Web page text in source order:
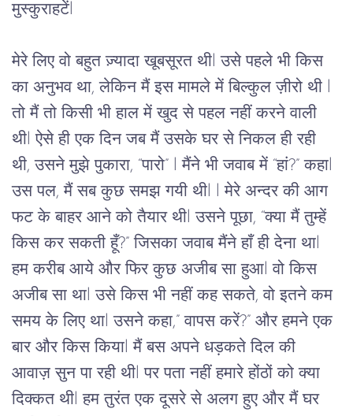
मुस्कुराहटें
मेरे लिए वो बहुत ज़्यादा खूबसूरत थी l उसे पहले भी किस
का अनुभव था, लेकिन मैं इस मामले में बिल्कुल ज़ीरो थी l
तो मैं तो किसी भी हाल में खुद से पहल नहीं करने वाली
थी l ऐसे ही एक दिन जब मैं उसके घर से निकल ही रही
थी, उसने मुझे पुकारा, “पारो” l मैंने भी जवाब में “हां?” कहा
उस पल, मैं सब कुछ समझ गयी थीl l मेरे अन्दर की आग
फट के बाहर आने को तैयार थी l उसने पूछा, “क्या मैं तुम्हें
किस कर सकती हूँ?” जिसका जवाब मैंने हाँ ही देना था
हम करीब आये और फिर कुछ अजीब सा हुआ l वो किस
अजीब सा था l उसे किस भी नहीं कह सकते, वो इतने कम
समय के लिए था l उसने कहा,” वापस करें?” और हमने एक
बार और किस किया l मैं बस अपने धड़कते दिल की
आवाज़ सुन पा रही थी l पर पता नहीं हमारे होंठों को क्या
दिक्कत थी l हम तुरंत एक दूसरे से अलग हुए और मैं घर